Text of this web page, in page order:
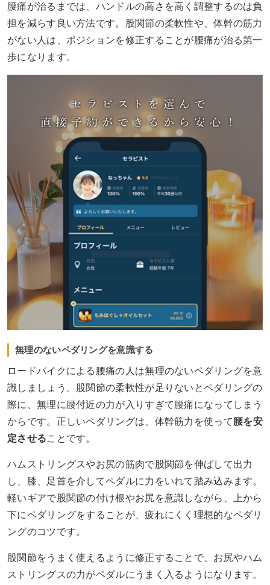
腰痛が治るまでは、ハンドルの高さを高く調整するのは負
担を減らす良い方法です。股関節の柔軟性や、体幹の筋力
がない人は、ポジションを修正することが腰痛が治る第一
歩になります。
無理のないペダリングを意識する
ロードバイクによる腰痛の人は無理のないペダリングを意
識しましょう。股関節の柔軟性が足りないとペダリングの
際に、無理に腰付近の力が入りすぎて腰痛になってしまう
からです。正しいペダリングは、体幹筋力を使って腰を安
定させることです。
ハムストリングスやお尻の筋肉で股関節を伸ばして出力
し、膝、足首を介してペダルに力をいれて踏み込みます。
軽いギアで股関節の付け根やお尻を意識しながら、上から
下にペダリングをすることが、疲れにくく理想的なペダリ
ングのコツです。
股関節をうまく使えるように修正することで、お尻やハム
ストリングスの力がペダルにうまく入るようになります。